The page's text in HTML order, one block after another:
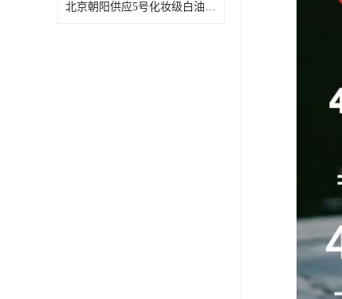
北京朝阳供应5号化妆级白油纺织时的润滑剂